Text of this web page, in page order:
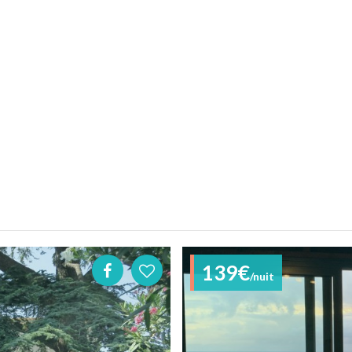
139€/nuit